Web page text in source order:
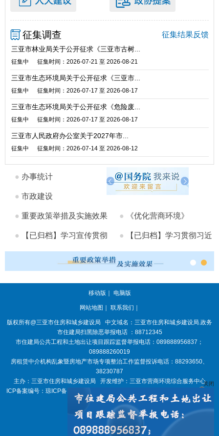
征集结果反馈
征集调查
三亚市林业局关于公开征求《三亚市古树...
征集中 征集时间：2026-07-21 至 2026-08-21
三亚市生态环境局关于公开征求《三亚市...
征集中 征集时间：2026-07-17 至 2026-08-17
三亚市生态环境局关于公开征求《危险废...
征集中 征集时间：2026-07-17 至 2026-08-17
三亚市人民政府办公室关于2027年市...
征集中 征集时间：2026-07-14 至 2026-08-12
● 办事统计
● 市政建设
● 重要政策举措及实施效果
● 【已归档】学习宣传贯彻
● 《优化营商环境》
● 【已归档】学习贯彻习近
关闭
移动版 电脑版
网站地图 联系我们
版权所有@三亚市住房和城乡建设局
中文域名：三亚市住房和城乡建设局.政务
市住建局扫黑除恶举报电话 ：88712345
市住建局公共工程和土地出让项目跟踪监督举报电话：089888956837；
089888260019
房租赁中介机构乱象暨房地产市场专项整治工作监督投诉电话：88293650、
38230787
主办：三亚市住房和城乡建设局
开发维护：三亚市营商环境综合服务中心
ICP备案编号： 琼ICP备18005077号-7
公网安备 46020302000007号